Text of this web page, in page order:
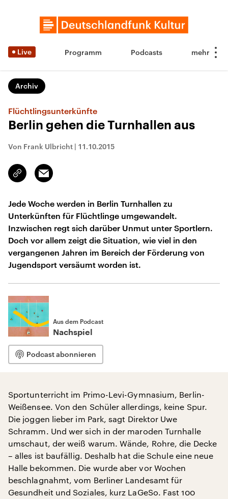
Live Programm Podcasts
Archiv
Flüchtlingsunterkünfte
Berlin gehen die Turnhallen aus
Von Frank Ulbricht | 11.10.2015
Link
kopieren/teilen
Email
Jede Woche werden in Berlin Turnhallen zu
Unterkünften für Flüchtlinge umgewandelt.
Inzwischen regt sich darüber Unmut unter Sportlern.
Doch vor allem zeigt die Situation, wie viel in den
vergangenen Jahren im Bereich der Förderung von
Jugendsport versäumt worden ist.
Aus dem Podcast
Nachspiel
Podcast abonnieren
Sportunterricht im Primo-Levi-Gymnasium, Berlin-
Weißensee. Von den Schüler allerdings, keine Spur.
Die joggen lieber im Park, sagt Direktor Uwe
Schramm. Und wer sich in der maroden Turnhalle
umschaut, der weiß warum. Wände, Rohre, die Decke
– alles ist baufällig. Deshalb hat die Schule eine neue
Halle bekommen. Die wurde aber vor Wochen
beschlagnahmt, vom Berliner Landesamt für
Gesundheit und Soziales, kurz LaGeSo. Fast 100